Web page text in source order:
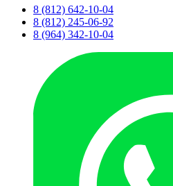
8 (812) 642-10-04
8 (812) 245-06-92
8 (964) 342-10-04